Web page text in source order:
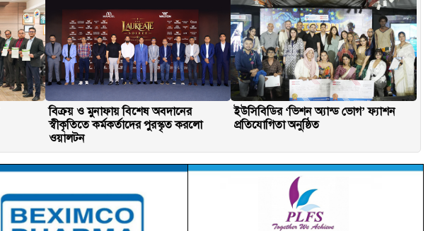
বিক্রয় ও মুনাফায় বিশেষ অবদানের
স্বীকৃতিতে কর্মকর্তাদের পুরস্কৃত করলো
ওয়ালটন
ইউসিবিডির ‘ভিশন অ্যান্ড ভোগ’ ফ্যাশন
প্রতিযোগিতা অনুষ্ঠিত